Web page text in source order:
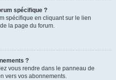
spécifique ?
spécifique en cliquant sur le lien
la page du forum.
?
vous rendre dans le panneau de
vers vos abonnements.